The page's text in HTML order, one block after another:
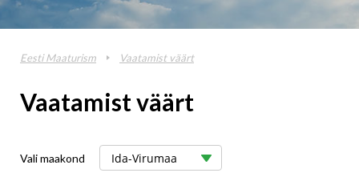
Eesti Maaturism Vaatamist väärt
Vaatamist väärt
Vali maakond